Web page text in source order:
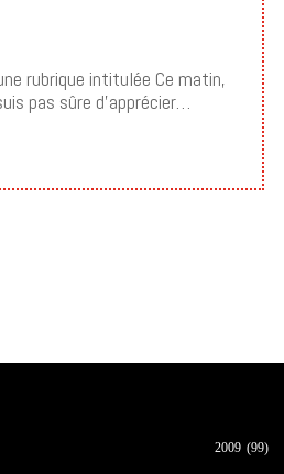
rubrique intitulée Ce matin,
pas sûre d’apprécier…
2009 (99)